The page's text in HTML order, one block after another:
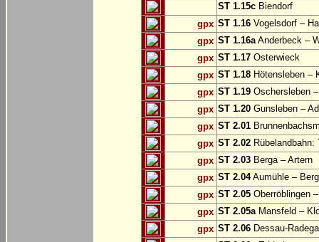
ST 1.15c Biendorf
gpx ST 1.16 Vogelsdorf –
gpx ST 1.16aAnderbeck –
gpx ST 1.17 Osterwieck
gpx ST 1.18 Hötensleben –
gpx ST 1.19 Oschersleben
gpx ST 1.20 Gunsleben –
gpx ST 2.01
gpx ST 2.02
gpx ST 2.03 Berga – Artern
gpx ST 2.04Aumühle –
gpx ST 2.05 Oberröblingen
gpx ST 2.05aMansfeld –
gpx ST 2.06 Dessau-